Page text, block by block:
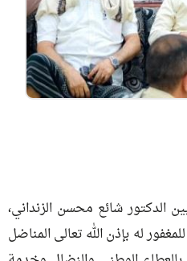
الدكتور شائع محسن الزنداني،
له بإذن الله تعالى المناضل